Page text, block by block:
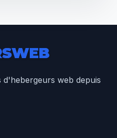
WEB
d'hebergeurs web depuis